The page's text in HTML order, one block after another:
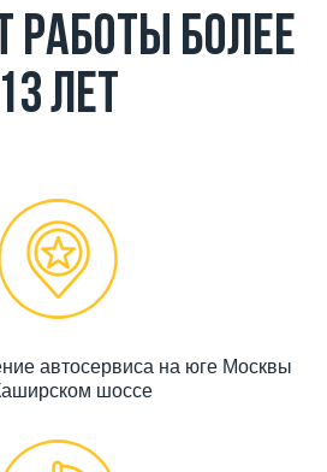
работы более
13 лет
автосервиса на юге Москвы
шоссе